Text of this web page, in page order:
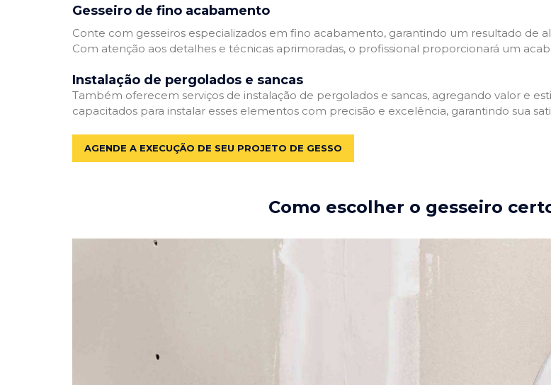
Gesseiro de fino acabamento
Conte com gesseiros especializados em fino acabamento, garantindo um resultado de
Com atenção aos detalhes e técnicas aprimoradas, o profissional proporcionará um
Instalação de pergolados e sancas
Também oferecem serviços de instalação de pergolados e sancas, agregando valor e
capacitados para instalar esses elementos com precisão e excelência, garantindo sua
AGENDE A EXECUÇÃO DE SEU PROJETO DE GESSO
Como escolher o gesseiro